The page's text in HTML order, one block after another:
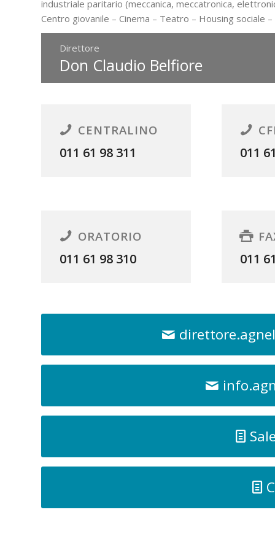
industriale paritario (meccanica, meccatronica,
Centro giovanile – Cinema – Teatro – Housing sociale
Direttore
Don Claudio Belfiore
CENTRALINO
011 61 98 311 011
ORATORIO
011 61 98 310 011